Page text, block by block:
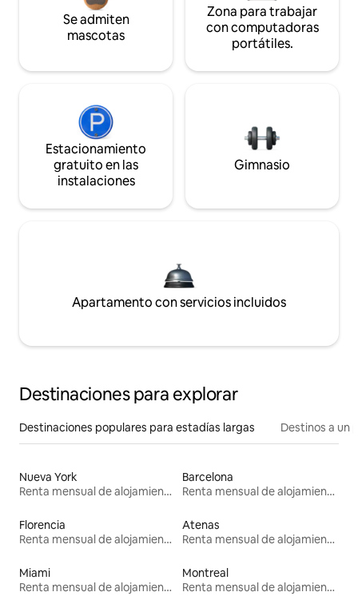
Se admiten
mascotas
Zona para trabajar
con computadoras
portátiles.
Estacionamiento
gratuito en las
instalaciones
Gimnasio
Apartamento con servicios incluidos
Destinaciones para explorar
Destinaciones populares para estadías largas Destinos a un
Nueva York
Renta mensual de alojamientos
Barcelona
Renta mensual de alojamientos
Florencia
Renta mensual de alojamientos
Atenas
Renta mensual de alojamientos
Miami
Renta mensual de alojamientos
Montreal
Renta mensual de alojamientos